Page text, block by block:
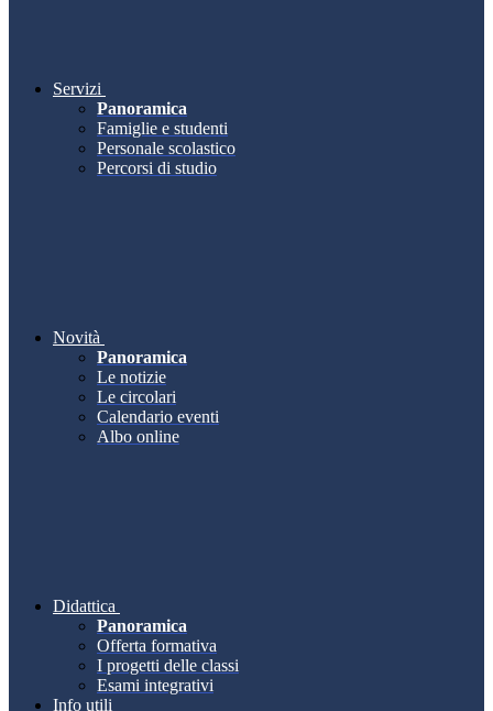
Servizi
Panoramica
Famiglie e studenti
Personale scolastico
Percorsi di studio
Novità
Panoramica
Le notizie
Le circolari
Calendario eventi
Albo online
Didattica
Panoramica
Offerta formativa
I progetti delle classi
Esami integrativi
Info utili